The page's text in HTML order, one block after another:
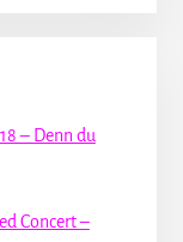
– Denn du
Concert –